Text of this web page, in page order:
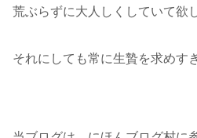
荒ぶらずに大人しくしていて欲
それにしても常に生贄を求めす